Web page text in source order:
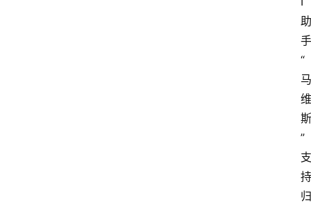
助
手
“
马
维
斯
”
支
持
归